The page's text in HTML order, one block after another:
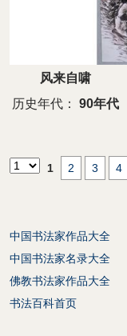
风来自啸
历史年代：
90年代
1 2 3 4
中国书法家作品大全
中国书法家名录大全
佛教书法家作品大全
书法百科首页